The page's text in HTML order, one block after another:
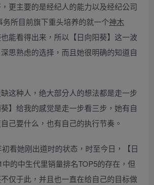
更主要的是经纪人的能力以及经纪公司
务所目前旗下重头培养的就一个神木
能看得出来，所以【日向阳葵】这一波
思熟虑的选择，而且她很明确的知道自
这种人，绝大部分人的想法都是走一步
】给我的感觉是走一步看三步，她有自
己要什么，也有自己的执行节奏。
看她刚出道时的状态，时至今日，【日
的中生代里销量排名TOP5的存在，但
仅于此，并且也一直在给自己的目标做